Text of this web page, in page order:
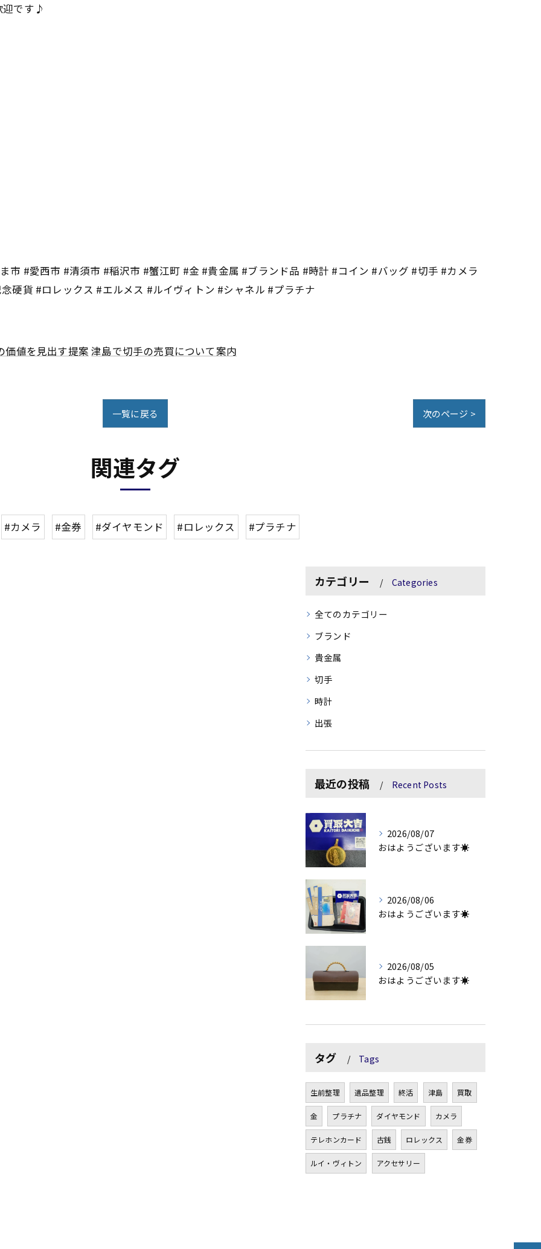
迎です♪
市 #愛西市 #清須市 #稲沢市 #蟹江町 #金 #貴金属 #ブランド品 #時計 #コイン #バッグ #切手 #カメラ
硬貨 #ロレックス #エルメス #ルイヴィトン #シャネル #プラチナ
価値を見出す提案 津島で切手の売買について案内
一覧に戻る 次のページ >
関連タグ
#カメラ #金券 #ダイヤモンド #ロレックス #プラチナ
カテゴリー Categories
全てのカテゴリー
ブランド
貴金属
切手
時計
出張
最近の投稿 Recent Posts
2026/08/07
おはようございます☀
2026/08/06
おはようございます☀
2026/08/05
おはようございます☀
タグ Tags
生前整理 遺品整理 終活 津島 買取
金 プラチナ ダイヤモンド カメラ
テレホンカード 古銭 ロレックス 金券
ルイ・ヴィトン アクセサリー